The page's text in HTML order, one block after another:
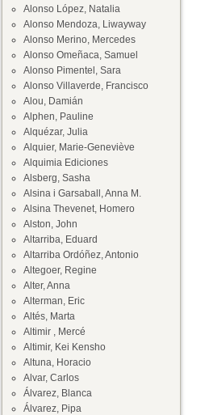
Alonso López, Natalia
Alonso Mendoza, Liwayway
Alonso Merino, Mercedes
Alonso Omeñaca, Samuel
Alonso Pimentel, Sara
Alonso Villaverde, Francisco
Alou, Damián
Alphen, Pauline
Alquézar, Julia
Alquier, Marie-Geneviève
Alquimia Ediciones
Alsberg, Sasha
Alsina i Garsaball, Anna M.
Alsina Thevenet, Homero
Alston, John
Altarriba, Eduard
Altarriba Ordóñez, Antonio
Altegoer, Regine
Alter, Anna
Alterman, Eric
Altés, Marta
Altimir , Mercé
Altimir, Kei Kensho
Altuna, Horacio
Alvar, Carlos
Álvarez, Blanca
Álvarez, Pipa